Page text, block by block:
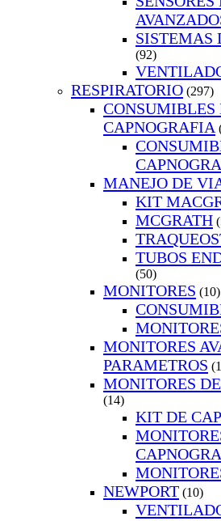
SISTEMAS
(92)
RESPIRATORIO (297)
CONSUMIBLES
CAPNOGRAFIA
MANEJO DE
KIT
MCGRATH
TUBOS
(50)
MONITORES (10)
MONITORES
PARAMETROS
MONITORES
(14)
KIT DE
NEWPORT (10)